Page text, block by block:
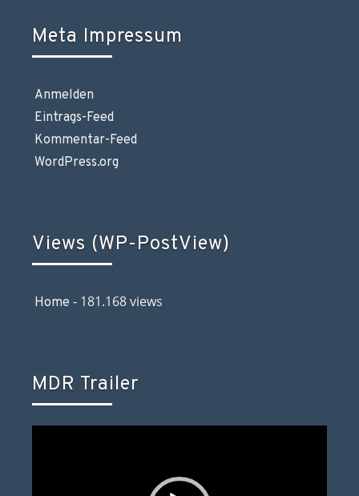
Meta Impressum
Anmelden
Eintrags-Feed
Kommentar-Feed
WordPress.org
Views (WP-PostView)
Home - 181.168 views
MDR Trailer